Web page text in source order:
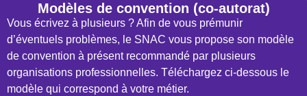
Modèles de convention (co-autorat)
Vous écrivez à plusieurs ? Afin de vous prémunir
d’éventuels problèmes, le SNAC vous propose son modèle
de convention à présent recommandé par plusieurs
organisations professionnelles. Téléchargez ci-dessous le
modèle qui correspond à votre métier.